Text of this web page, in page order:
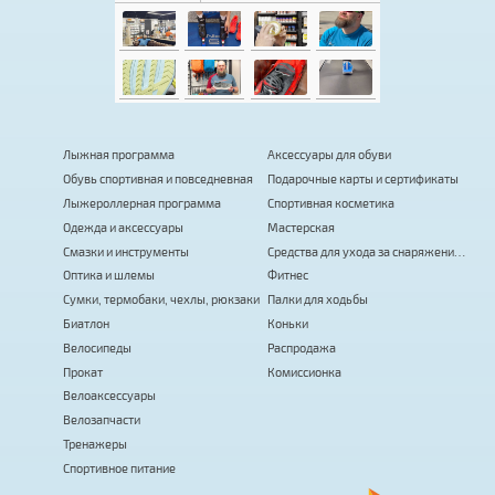
Лыжная программа
Обувь спортивная и повседневная
Лыжероллерная программа
Одежда и аксессуары
Смазки и инструменты
Оптика и шлемы
Сумки, термобаки, чехлы, рюкзаки
Биатлон
Велосипеды
Прокат
Велоаксессуары
Велозапчасти
Тренажеры
Спортивное питание
Аксессуары для обуви
Подарочные карты и сертификаты
Спортивная косметика
Мастерская
Средства для ухода за снаряжением
Фитнес
Палки для ходьбы
Коньки
Распродажа
Комиссионка